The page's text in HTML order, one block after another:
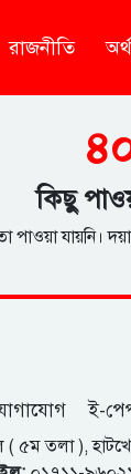
রাজনীতি
কিছু
যায়নি। দয়া
ই-
৫ম তলা ),